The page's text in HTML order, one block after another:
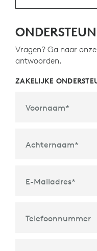
Vragen? Ga naar
antwoorden.
ZAKELIJKE
Voornaam*
Achternaam*
E-Mailadres*
Telefoonnummer